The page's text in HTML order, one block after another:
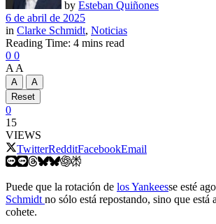
by Esteban Quiñones
6 de abril de 2025
in Clarke Schmidt, Noticias
Reading Time: 4 mins read
0 0
A A
A
A
Reset
0
15
VIEWS
TwitterRedditFacebookEmail
Puede que la rotación de los Yankeesse esté
Schmidt no sólo está repostando, sino que está
cohete.